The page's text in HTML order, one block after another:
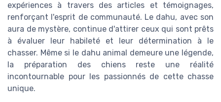
expériences à travers des articles et témoignages,
renforçant l'esprit de communauté. Le dahu, avec son
aura de mystère, continue d'attirer ceux qui sont prêts
à évaluer leur habileté et leur détermination à le
chasser. Même si le dahu animal demeure une légende,
la préparation des chiens reste une réalité
incontournable pour les passionnés de cette chasse
unique.